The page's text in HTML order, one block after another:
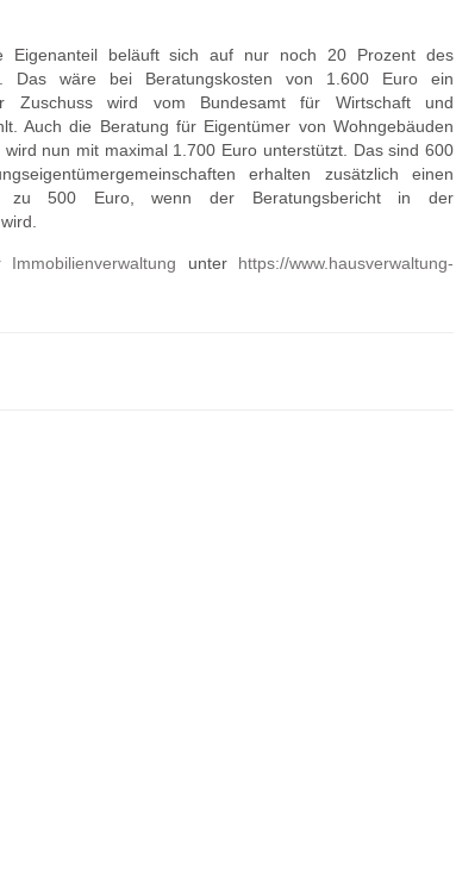
Eigenanteil beläuft sich auf nur noch 20 Prozent des
Das wäre bei Beratungskosten von 1.600 Euro ein
Zuschuss wird vom Bundesamt für Wirtschaft und
Auch die Beratung für Eigentümer von Wohngebäuden
nun mit maximal 1.700 Euro unterstützt. Das sind 600
erhalten zusätzlich einen
zu 500 Euro, wenn der Beratungsbericht in der
Immobilienverwaltung unter https://www.hausverwaltung-